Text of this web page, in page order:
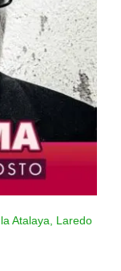
Atalaya, Laredo